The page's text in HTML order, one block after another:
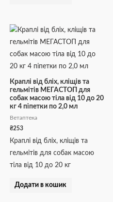
Краплі від бліх, кліщів та
гельмітів МЕГАСТОП для
собак масою тіла від 10 до 20
кг 4 піпетки по 2,0 мл
Ветаптека
₴253
Краплі від бліх, кліщів та
гельмітів для собак масою
тіла від 10 до 20 кг
Додати в кошик